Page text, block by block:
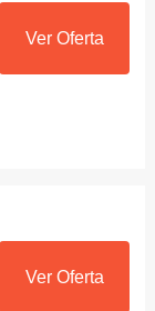
Ver Oferta
Ver Oferta